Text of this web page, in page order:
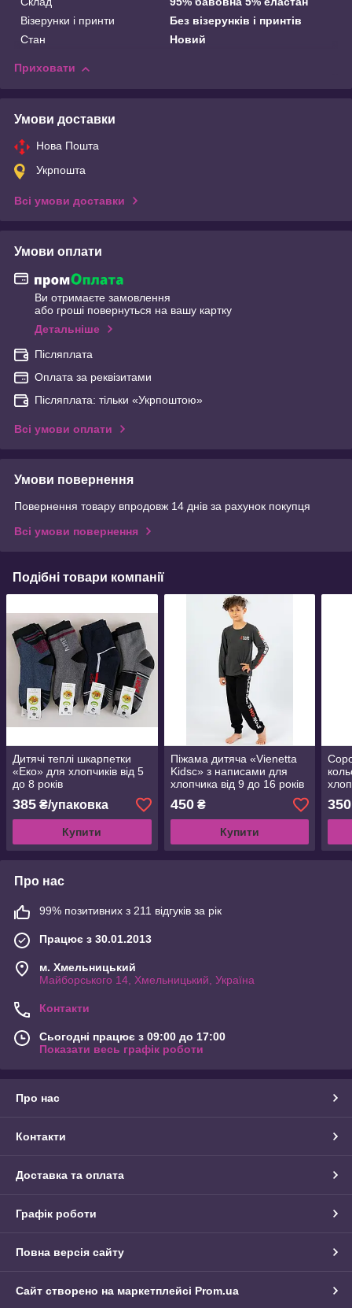
Візерунки і принти
Без візерунків і принтів
Стан
Новий
Приховати
Умови доставки
Нова Пошта
Укрпошта
Всі умови доставки
Умови оплати
Ви отримаєте замовлення
або гроші повернуться на вашу картку
Детальніше
Післяплата
Оплата за реквізитами
Післяплата: тільки «Укрпоштою»
Всі умови оплати
Умови повернення
Повернення товару впродовж 14 днів за рахунок покупця
Всі умови повернення
Подібні товари компанії
Дитячі теплі шкарпетки
«Еко» для хлопчиків від 5
до 8 років
385 ₴/упаковка
Купити
Піжама дитяча «Vienetta
Kidsс» з написами для
хлопчика від 9 до 16 років
450₴
Купити
350
Про нас
99% позитивних з 211 відгуків за рік
Працює з 30.01.2013
м. Хмельницький
Майборського 14, Хмельницький, Україна
Контакти
Сьогодні працює з 09:00 до 17:00
Показати весь графік роботи
Про нас
Контакти
Доставка та оплата
Графік роботи
Повна версія сайту
Сайт створено на маркетплейсі Prom.ua